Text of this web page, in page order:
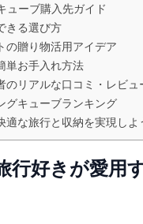
ューブ購入先ガイド
きる選び方
の贈り物活用アイデア
単お手入れ方法
のリアルな口コミ・レビュ
グキューブランキング
適な旅行と収納を実現しよ
行好きが愛用